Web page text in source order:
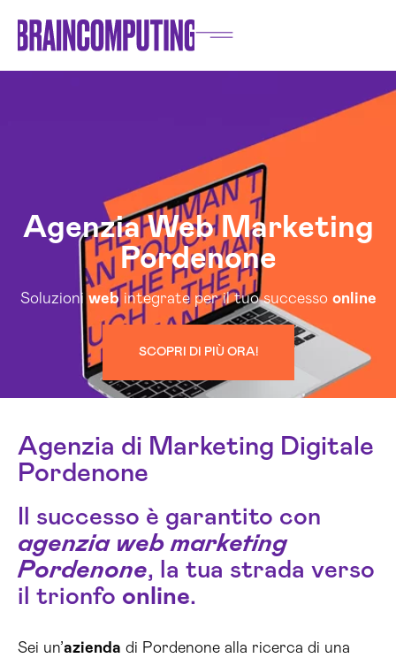
Agenzia Web Marketing
Pordenone
Soluzioni web integrate per il tuo successo online
SCOPRI DI PIÙ ORA!
Agenzia di Marketing Digitale
Pordenone
Il successo è garantito con
agenzia web marketing
Pordenone, la tua strada verso
il trionfo online.
Sei un’azienda di Pordenone alla ricerca di una